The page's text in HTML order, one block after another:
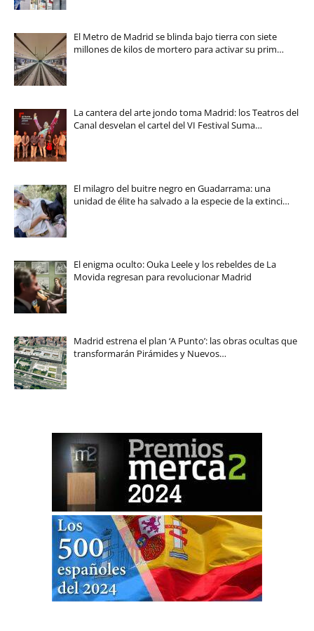
El Metro de Madrid se blinda bajo tierra con siete
millones de kilos de mortero para activar su prim…
La cantera del arte jondo toma Madrid: los Teatros del
Canal desvelan el cartel del VI Festival Suma…
El milagro del buitre negro en Guadarrama: una
unidad de élite ha salvado a la especie de la extinci…
El enigma oculto: Ouka Leele y los rebeldes de La
Movida regresan para revolucionar Madrid
Madrid estrena el plan ‘A Punto’: las obras ocultas que
transformarán Pirámides y Nuevos…